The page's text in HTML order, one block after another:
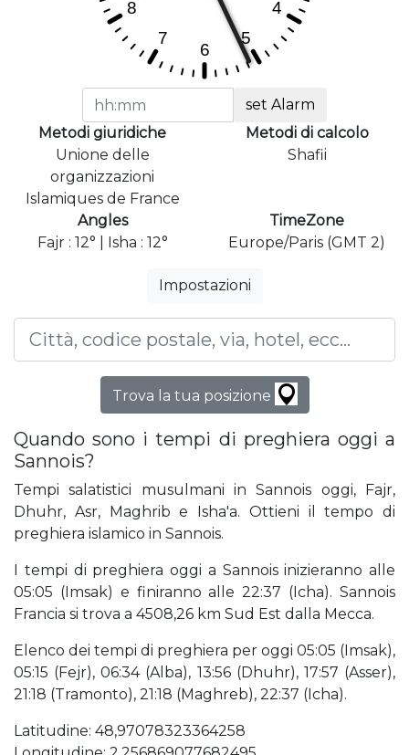
set Alarm
Metodi giuridiche
Unione delle
organizzazioni
Islamiques de France
Metodi di calcolo
Shafii
Angles
Fajr : 12° | Isha : 12°
TimeZone
Europe/Paris (GMT 2)
Impostazioni
Trova la tua posizione
Quando sono i tempi di preghiera oggi a
Sannois?
Tempi salatistici musulmani in Sannois oggi, Fajr,
Dhuhr, Asr, Maghrib e Isha'a. Ottieni il tempo di
preghiera islamico in Sannois.
I tempi di preghiera oggi a Sannois inizieranno alle
05:05 (Imsak) e finiranno alle 22:37 (Icha). Sannois
Francia si trova a 4508,26 km Sud Est dalla Mecca.
Elenco dei tempi di preghiera per oggi 05:05 (Imsak),
05:15 (Fejr), 06:34 (Alba), 13:56 (Dhuhr), 17:57 (Asser),
21:18 (Tramonto), 21:18 (Maghreb), 22:37 (Icha).
Latitudine: 48,97078323364258